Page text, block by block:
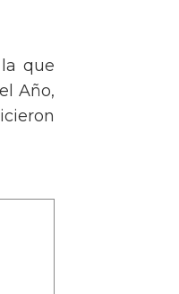
que
Año,